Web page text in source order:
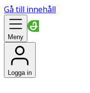
Gå till innehåll
Meny
Logga in